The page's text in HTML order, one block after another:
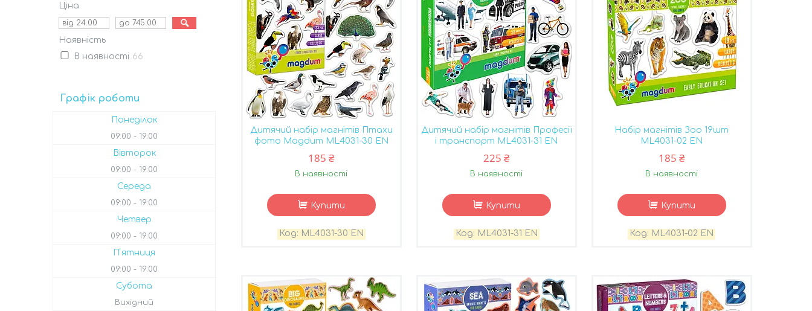
Дитячий набір магнітів Птахи
фото Magdum ML4031-30 EN
185 ₴
В наявності
Купити
ML4031-30 EN
Дитячий набір магнітів Професії
і транспорт ML4031-31 EN
225 ₴
В наявності
Купити
ML4031-31 EN
Набір магнітів Зоо 19шт
ML4031-02 EN
185 ₴
В наявності
Купити
ML4031-02 EN
Ціна
Наявність
В наявності 66
Графік роботи
Понеділок
09:00 19:00
Вівторок
09:00 19:00
Середа
09:00 19:00
Четвер
09:00 19:00
Пʼятниця
09:00 19:00
Субота
Вихідний